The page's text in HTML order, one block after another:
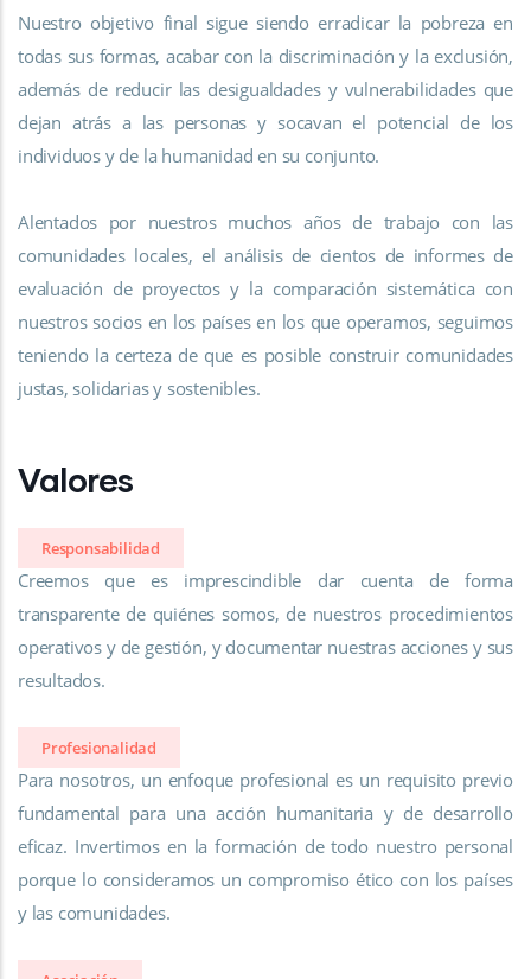
Nuestro objetivo final sigue siendo erradicar la pobreza en
todas sus formas, acabar con la discriminación y la exclusión,
además de reducir las desigualdades y vulnerabilidades que
dejan atrás a las personas y socavan el potencial de los
individuos y de la humanidad en su conjunto.
Alentados por nuestros muchos años de trabajo con las
comunidades locales, el análisis de cientos de informes de
evaluación de proyectos y la comparación sistemática con
nuestros socios en los países en los que operamos, seguimos
teniendo la certeza de que es posible construir comunidades
justas, solidarias y sostenibles.
Valores
Responsabilidad
Creemos que es imprescindible dar cuenta de forma
transparente de quiénes somos, de nuestros procedimientos
operativos y de gestión, y documentar nuestras acciones y sus
resultados.
Profesionalidad
Para nosotros, un enfoque profesional es un requisito previo
fundamental para una acción humanitaria y de desarrollo
eficaz. Invertimos en la formación de todo nuestro personal
porque lo consideramos un compromiso ético con los países
y las comunidades.